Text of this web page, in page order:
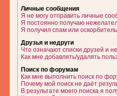
Личные сообщения
Я не могу отправить личные
Я постоянно получаю
Я получил спам или
Друзья и недруги
Что означают списки друзей и
Как мне добавлять/удалять
Поиск по форумам
Как мне выполнить поиск по
Почему мой поиск не даёт
В результате моего поиска я